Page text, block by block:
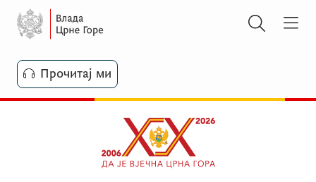
Прочитај ми